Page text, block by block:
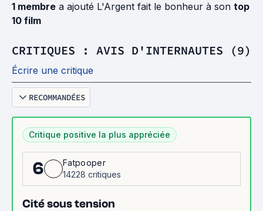
1 membre a ajouté L'Argent fait le bonheur à son top
10 film
CRITIQUES : AVIS D'INTERNAUTES (9)
Écrire une critique
RECOMMANDÉES
Critique positive la plus appréciée
6
Fatpooper
14228 critiques
Cité sous tension